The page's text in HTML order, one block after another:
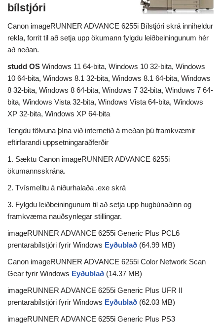
bílstjóri
Canon imageRUNNER ADVANCE 6255i Bílstjóri skrá inniheldur
rekla, forrit til að setja upp ökumann fylgdu leiðbeiningunum hér
að neðan.
studd OS Windows 11 64-bita, Windows 10 32-bita, Windows
10 64-bita, Windows 8.1 32-bita, Windows 8.1 64-bita, Windows
8 32-bita, Windows 8 64-bita, Windows 7 32-bita, Windows 7 64-
bita, Windows Vista 32-bita, Windows Vista 64-bita, Windows
XP 32-bita, Windows XP 64-bita
Tengdu tölvuna þína við internetið á meðan þú framkvæmir
eftirfarandi uppsetningaraðferðir
1. Sæktu Canon imageRUNNER ADVANCE 6255i
ökumannsskrána.
2. Tvísmelltu á niðurhalaða .exe skrá
3. Fylgdu leiðbeiningunum til að setja upp hugbúnaðinn og
framkvæma nauðsynlegar stillingar.
imageRUNNER ADVANCE 6255i Generic Plus PCL6
prentarabílstjóri fyrir Windows Eyðublað (64.99 MB)
Canon imageRUNNER ADVANCE 6255i Color Network Scan
Gear fyrir Windows Eyðublað (14.37 MB)
imageRUNNER ADVANCE 6255i Generic Plus UFR II
prentarabílstjóri fyrir Windows Eyðublað (62.03 MB)
imageRUNNER ADVANCE 6255i Generic Plus PS3